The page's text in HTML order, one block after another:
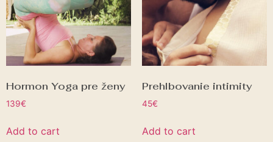
Hormon Yoga pre ženy
139€
Add to cart
Prehlbovanie intimity
45€
Add to cart